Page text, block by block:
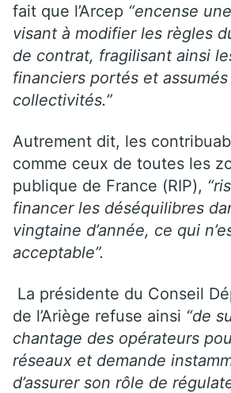
fait que l’Arcep “encense
visant à modifier les règles
de contrat, fragilisant ainsi
financiers portés et
collectivités.”
Autrement dit, les
comme ceux de toutes les
publique de France (RIP),
financer les déséquilibres
vingtaine d’année, ce qui
acceptable”.
La présidente du Conseil
de l’Ariège refuse ainsi “de
chantage des opérateurs
réseaux et demande
d’assurer son rôle de